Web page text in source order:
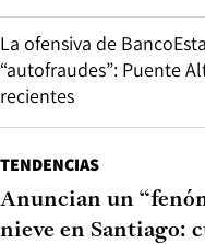
La ofensiva de
“autofraudes”: Puente
recientes
TENDENCIAS
Anuncian un
nieve en Santiago: